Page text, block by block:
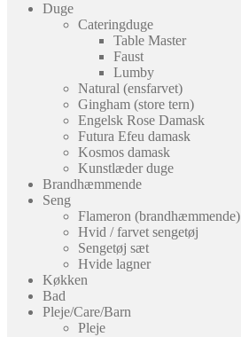
Duge
Cateringduge
Table Master
Faust
Lumby
Natural (ensfarvet)
Gingham (store tern)
Engelsk Rose Damask
Futura Efeu damask
Kosmos damask
Kunstlæder duge
Brandhæmmende
Seng
Flameron (brandhæmmende)
Hvid / farvet sengetøj
Sengetøj sæt
Hvide lagner
Køkken
Bad
Pleje/Care/Barn
Pleje